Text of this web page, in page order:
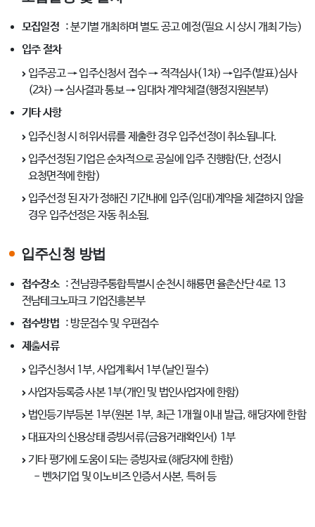
모집일정 : 분기별 개최하며 별도 공고 예정(필요 시 상시 개최 가능)
입주 절차
입주공고 → 입주신청서 접수 → 적격심사(1차) →입주(발표)심사
(2차) → 심사결과 통보 → 임대차 계약체결(행정지원본부)
기타 사항
입주신청 시 허위서류를 제출한 경우 입주선정이 취소됩니다.
입주선정된 기업은 순차적으로 공실에 입주 진행함(단, 선정시
요청면적에 한함)
입주선정 된 자가 정해진 기간내에 입주(임대)계약을 체결하지 않을
경우 입주선정은 자동 취소됨.
입주신청 방법
접수장소 : 전남광주통합특별시 순천시 해룡면 율촌산단 4로 13
전남테크노파크 기업진흥본부
접수방법 : 방문접수 및 우편접수
제출서류
입주신청서 1부, 사업계획서 1부(날인 필수)
사업자등록증 사본 1부(개인 및 법인사업자에 한함)
법인등기부등본 1부(원본 1부, 최근 1개월 이내 발급, 해당자에 한함
대표자의 신용상태 증빙서류(금융거래확인서) 1부
기타 평가에 도움이 되는 증빙자료(해당자에 한함)
- 벤처기업 및 이노비즈 인증서 사본, 특허 등